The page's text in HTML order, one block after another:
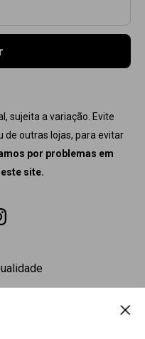
sujeita a variação. Evite
de outras lojas, para evitar
por problemas em
site.